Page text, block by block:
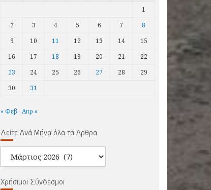
1
2
3 4 5 6 7
8
9
10 11 12 13 14
15
16
17 18 19 20 21
22
23
24 25 26 27 28
29
30
31
« Φεβ Απρ »
Δείτε Ανά Μήνα όλα τα Άρθρα
όλα
Χρήσιμοι Σύνδεσμοι